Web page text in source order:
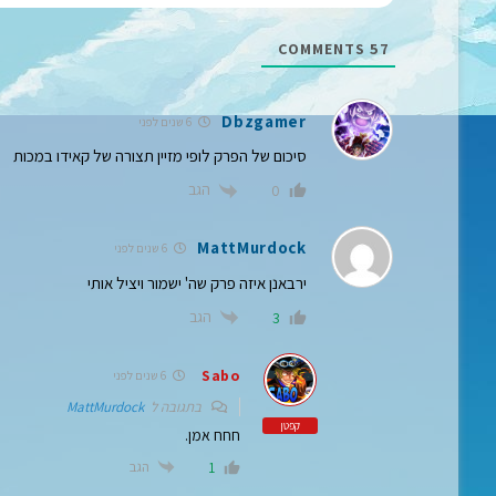
57
Dbzgamer
סיכום של הפרק לופי מזיין תצורה של קאידו במכות
0 הגב
MattMurdock
ירבאנן איזה פרק שה' ישמור ויציל אותי
3 הגב
קפטן
Sabo
בתגובה לMattMurdock
חחח אמן.
1 הגב